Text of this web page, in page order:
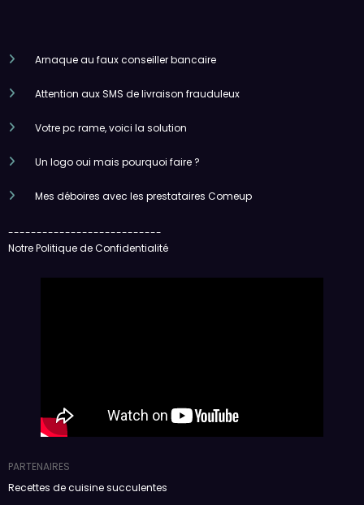
Arnaque au faux conseiller bancaire
Attention aux SMS de livraison frauduleux
Votre pc rame, voici la solution
Un logo oui mais pourquoi faire ?
Mes déboires avec les prestataires Comeup
---------------------------
Notre Politique de Confidentialité
PARTENAIRES
Recettes de cuisine succulentes